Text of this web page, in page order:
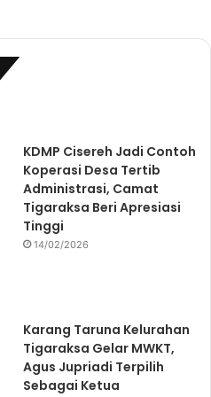
KDMP Cisereh Jadi Contoh
Koperasi Desa Tertib
Administrasi, Camat
Tigaraksa Beri Apresiasi
Tinggi
14/02/2026
Karang Taruna Kelurahan
Tigaraksa Gelar MWKT,
Agus Jupriadi Terpilih
Sebagai Ketua